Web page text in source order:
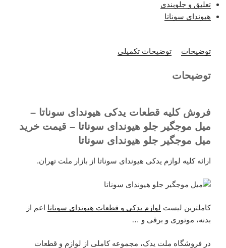
تعلیق و جلوبندی
هیوندای سوناتا
توضیحات توضیحات تکمیلی
توضیحات
فروش کلیه قطعات یدکی هیوندای سوناتا –
میل موجگیر جلو هیوندای سوناتا – قیمت خرید
میل موجگیر جلو هیوندای سوناتا
ارائه کلیه لوازم یدکی هیوندای سوناتا از بازار ملت تهران.
کاملترین لیست لوازم یدکی و قطعات هیوندای سوناتا اعم از
بدنه، موتوری و برقی و …
در فروشگاه ملت یدک، مجموعه کاملی از لوازم و قطعات